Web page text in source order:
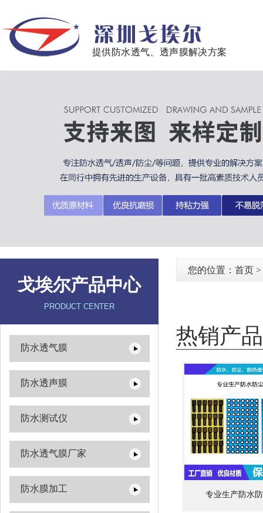
提供防水透气、透声膜解决方案
戈埃尔产品中心
PRODUCT CENTER
防水透气膜
防水透声膜
防水测试仪
防水透气膜厂家
防水膜加工
您的位置： 首页 >
热销产
专业生产防水